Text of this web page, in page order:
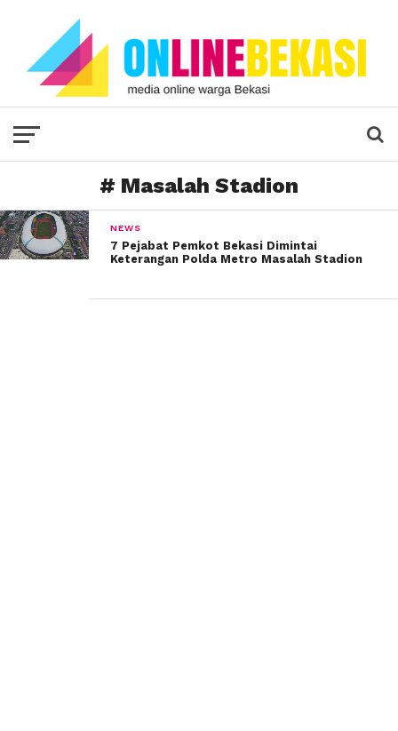
# Masalah Stadion
NEWS
7 Pejabat Pemkot Bekasi Dimintai
Keterangan Polda Metro Masalah Stadion